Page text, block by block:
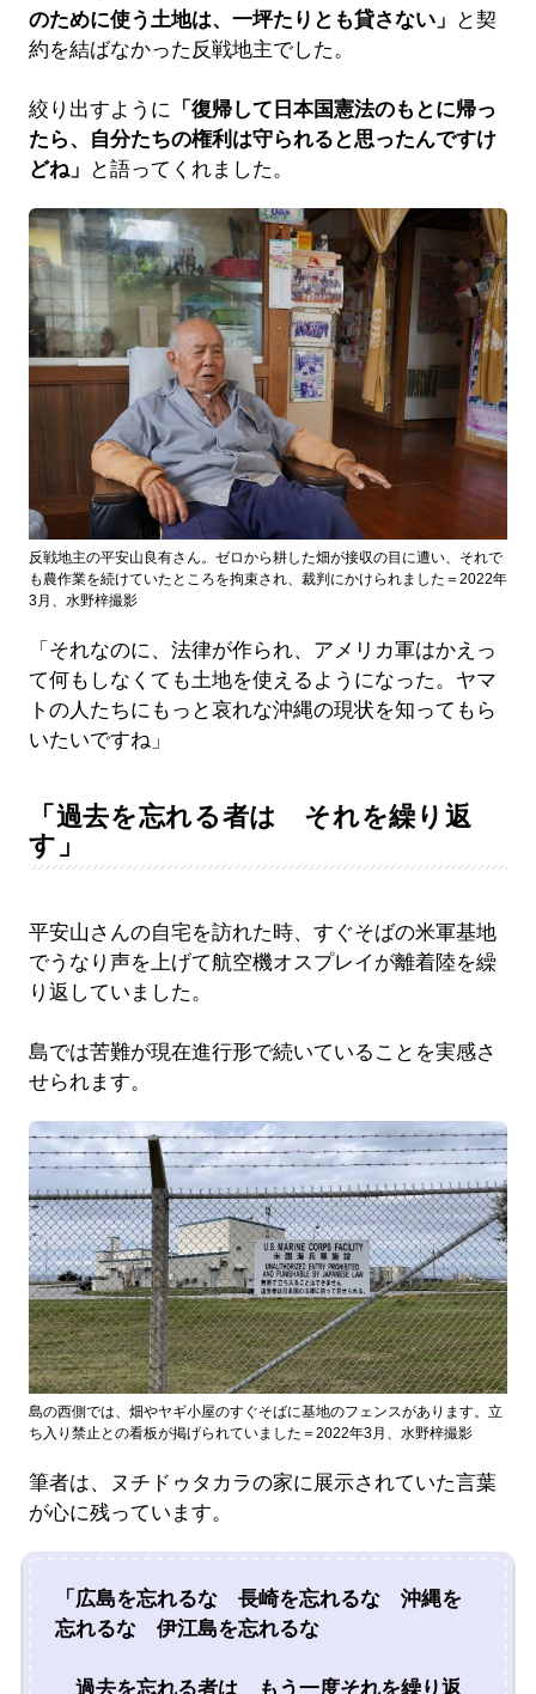
のために使う土地は、一坪たりとも貸さない」
と契
約を結ばなかった反戦地主でした。
絞り出すように 「復帰して日本国憲法のもとに帰っ
たら、自分たちの権利は守られると思ったんですけ
どね」
と語ってくれました。
反戦地主の平安山良有さん。ゼロから耕した畑が接収の目に遭い、それで
も農作業を続けていたところを拘束され、裁判にかけられました＝2022年
3月、水野梓撮影
「それなのに、法律が作られ、アメリカ軍はかえっ
て何もしなくても土地を使えるようになった。ヤマ
トの人たちにもっと哀れな沖縄の現状を知ってもら
いたいですね」
「過去を忘れる者は それを繰り返
す」
平安山さんの自宅を訪れた時、すぐそばの米軍基地
でうなり声を上げて航空機オスプレイが離着陸を繰
り返していました。
島では苦難が現在進行形で続いていることを実感さ
せられます。
島の西側では、畑やヤギ小屋のすぐそばに基地のフェンスがあります。立
ち入り禁止との看板が掲げられていました＝2022年3月、水野梓撮影
筆者は、ヌチドゥタカラの家に展示されていた言葉
が心に残っています。
「広島を忘れるな 長崎を忘れるな 沖縄を
忘れるな 伊江島を忘れるな
過去を忘れる者は もう一度それを繰り返